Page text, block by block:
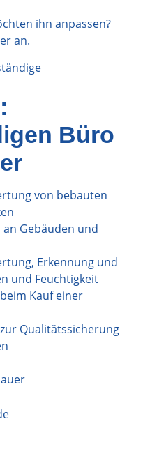
ihn anpassen?
an.
Büro
von bebauten
Gebäuden und
Erkennung und
und Feuchtigkeit
Kauf einer
Qualitätssicherung